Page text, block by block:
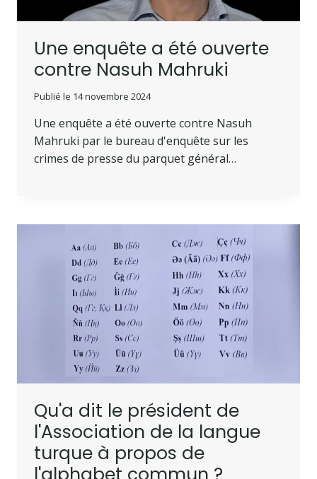
Une enquête a été ouverte
contre Nasuh Mahruki
Publié le 14 novembre 2024
Une enquête a été ouverte contre Nasuh
Mahruki par le bureau d'enquête sur les
crimes de presse du parquet général…
Qu'a dit le président de
l'Association de la langue
turque à propos de